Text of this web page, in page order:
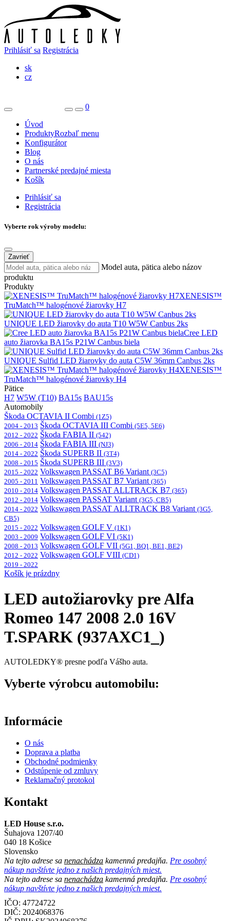
Prihlásiť sa Registrácia
sk
cz
0
Úvod
ProduktyRozbaľ menu
Konfigurátor
Blog
O nás
Partnerské predajné miesta
Košík
Prihlásiť sa
Registrácia
Vyberte rok výroby modelu:
Zavrieť
Model auta, pätica alebo názov
produktu
Produkty
XENESIS™
TruMatch™ halogénové žiarovky H7
UNIQUE LED žiarovky do auta T10 W5W Canbus 2ks
Cree LED
auto žiarovka BA15s P21W Canbus biela
UNIQUE Sulfid LED žiarovky do auta C5W 36mm Canbus 2ks
XENESIS™
TruMatch™ halogénové žiarovky H4
Pätice
H7 W5W (T10) BA15s BAU15s
Automobily
Škoda OCTAVIA II Combi (1Z5)
2004 - 2013 Škoda OCTAVIA III Combi (5E5, 5E6)
2012 - 2022 Škoda FABIA II (542)
2006 - 2014 Škoda FABIA III (NJ3)
2014 - 2022 Škoda SUPERB II (3T4)
2008 - 2015 Škoda SUPERB III (3V3)
2015 - 2022 Volkswagen PASSAT B6 Variant (3C5)
2005 - 2011 Volkswagen PASSAT B7 Variant (365)
2010 - 2014 Volkswagen PASSAT ALLTRACK B7 (365)
2012 - 2014 Volkswagen PASSAT Variant (3G5, CB5)
2014 - 2022 Volkswagen PASSAT ALLTRACK B8 Variant (3G5,
CB5)
2015 - 2022 Volkswagen GOLF V (1K1)
2003 - 2009 Volkswagen GOLF VI (5K1)
2008 - 2013 Volkswagen GOLF VII (5G1, BQ1, BE1, BE2)
2012 - 2022 Volkswagen GOLF VIII (CD1)
2019 - 2022
Košík je prázdny
LED autožiarovky pre Alfa
Romeo 147 2008 2.0 16V
T.SPARK (937AXC1_)
AUTOLEDKY® presne podľa Vášho auta.
Vyberte výrobcu automobilu:
Informácie
O nás
Doprava a platba
Obchodné podmienky
Odstúpenie od zmluvy
Reklamačný protokol
Kontakt
LED House s.r.o.
Šuhajova 1207/40
040 18 Košice
Slovensko
Na tejto adrese sa nenachádza kamenná predajňa. Pre osobný
nákup navštívte jedno z našich predajných miest.
Na tejto adrese sa nenachádza kamenná predajňa. Pre osobný
nákup navštívte jedno z našich predajných miest.
IČO: 47724722
DIČ: 2024068376